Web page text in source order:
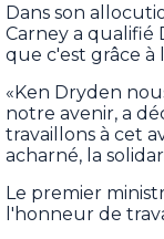
Dans son
Carney a qualifié
que c'est grâce
«Ken Dryden
notre avenir, a
travaillons à cet
acharné, la
Le premier
l'honneur de